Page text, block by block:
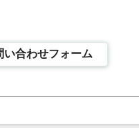
い合わせフォーム